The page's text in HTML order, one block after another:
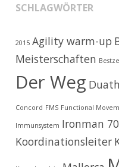
SCHLAGWÖRTER
2015 Agility warm-up
Meisterschaften
Der Weg
Concord FMS Functional
Immunsystem Ironman
Koordinationsleiter